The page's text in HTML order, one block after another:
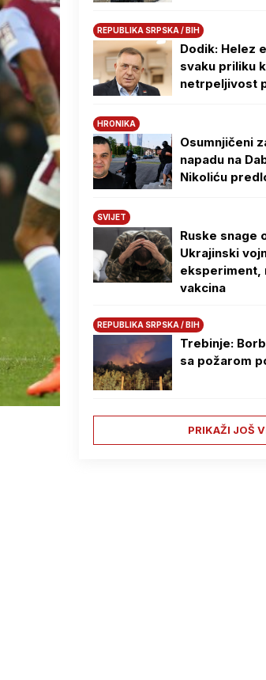
REPUBLIKA SRPSKA / BIH
Dodik: Helez
svaku priliku
netrpeljivost
HRONIKA
Osumnjičeni
napadu na
Nikoliću
SVIJET
Ruske snage
Ukrajinski
eksperiment,
vakcina
REPUBLIKA SRPSKA / BIH
Trebinje:
sa požarom
PRIKAŽI JOŠ